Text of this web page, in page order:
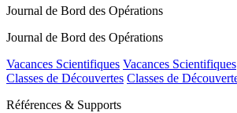
Journal de Bord des Opérations
Journal de Bord des Opérations
Vacances Scientifiques Vacances Scientifiques
Classes de Découvertes Classes de
Références & Supports